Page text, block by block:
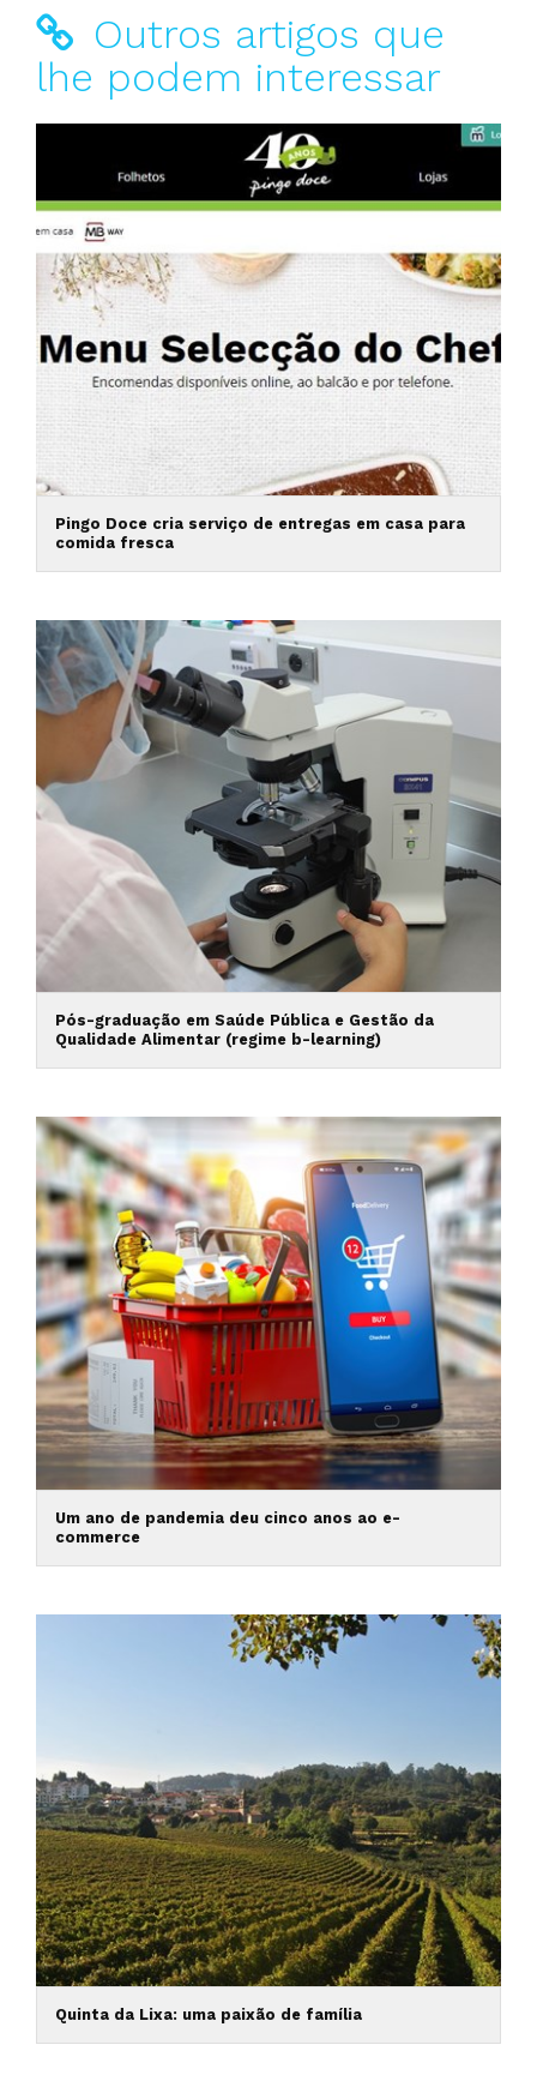
Outros artigos que
lhe podem interessar
Pingo Doce cria serviço de entregas em casa para
comida fresca
Pós-graduação em Saúde Pública e Gestão da
Qualidade Alimentar (regime b-learning)
Um ano de pandemia deu cinco anos ao e-
commerce
Quinta da Lixa: uma paixão de família